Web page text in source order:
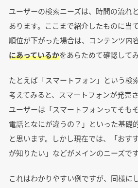
ユーザーの検索ニーズは、時間の流れ
あります。ここまで紹介したものに当
順位が下がった場合は、コンテンツ内
にあっているかをあらためて確認して
たとえば「スマートフォン」という検
考えてみると、スマートフォンが発売
ユーザーは「スマートフォンってそも
電話となにが違うの？」といった基礎
と思います。しかし現在では、「おす
が知りたい」などがメインのニーズです
これはわかりやすい例ですが、同様に